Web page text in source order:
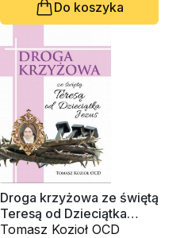
Do koszyka
Droga krzyżowa ze świętą
Teresą od Dzieciątka
Jezus
Tomasz Kozioł OCD